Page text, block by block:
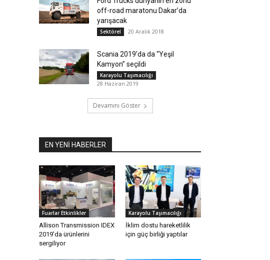
off-road maratonu Dakar’da
yarışacak
Sektörel 20 Aralık 2018
Scania 2019’da da “Yeşil
Kamyon” seçildi
Karayolu Taşımacılığı
28 Haziran 2019
Devamını Göster
EN YENİ HABERLER
Fuarlar Etkinlikler
Allison Transmission IDEX
2019’da ürünlerini
sergiliyor
Karayolu Taşımacılığı
İklim dostu hareketlilik
için güç birliği yaptılar